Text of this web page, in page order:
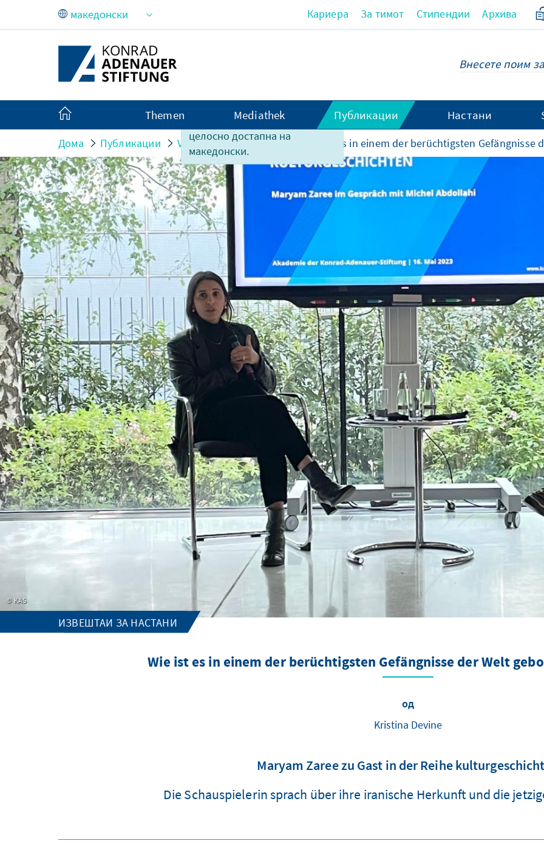
Skip to Main Content
За жал, содржината не е
целосно достапна на
македонски.
Кариера За тимот Стипендии Архива
Themen Mediathek Публикации Настани
Дома Публикации Veranstaltungsberichte Wie ist es in einem der berüchtigsten
KAS
ИЗВЕШТАИ ЗА НАСТАНИ
Wie ist es in einem der berüchtigsten Gefängnisse der Welt
од
Kristina Devine
Maryam Zaree zu Gast in der Reihe
Die Schauspielerin sprach über ihre iranische Herkunft und die